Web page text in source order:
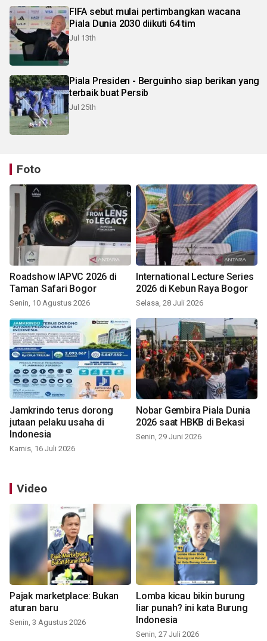
FIFA sebut mulai pertimbangkan wacana
Piala Dunia 2030 diikuti 64 tim
Jul 13th
Piala Presiden - Berguinho siap berikan yang
terbaik buat Persib
Jul 25th
Foto
Roadshow IAPVC 2026 di
Taman Safari Bogor
Senin, 10 Agustus 2026
International Lecture Series
2026 di Kebun Raya Bogor
Selasa, 28 Juli 2026
Jamkrindo terus dorong
jutaan pelaku usaha di
Indonesia
Kamis, 16 Juli 2026
Nobar Gembira Piala Dunia
2026 saat HBKB di Bekasi
Senin, 29 Juni 2026
Video
Pajak marketplace: Bukan
aturan baru
Senin, 3 Agustus 2026
Lomba kicau bikin burung
liar punah? ini kata Burung
Indonesia
Senin, 27 Juli 2026